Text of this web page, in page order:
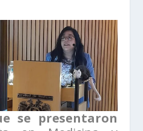
se presentaron